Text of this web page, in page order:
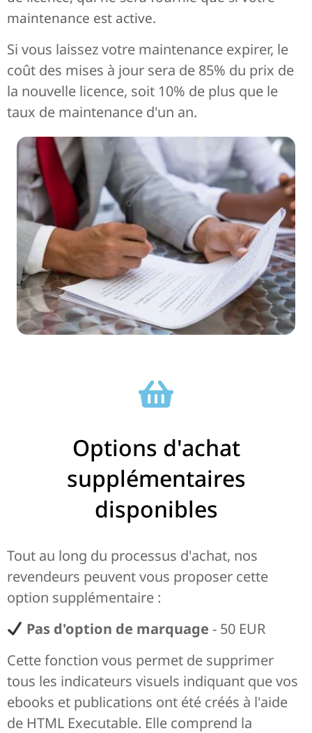
maintenance est active.
Si vous laissez votre maintenance expirer, le
coût des mises à jour sera de 85% du prix de
la nouvelle licence, soit 10% de plus que le
taux de maintenance d'un an.
Options d'achat
supplémentaires
disponibles
Tout au long du processus d'achat, nos
revendeurs peuvent vous proposer cette
option supplémentaire :
Pas d'option de marquage - 50 EUR
Cette fonction vous permet de supprimer
tous les indicateurs visuels indiquant que vos
ebooks et publications ont été créés à l'aide
de HTML Executable. Elle comprend la